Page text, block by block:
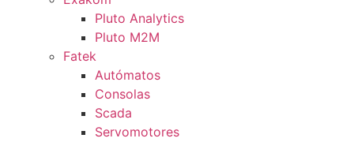
Pluto Analytics
Pluto M2M
Fatek
Autómatos
Consolas
Scada
Servomotores